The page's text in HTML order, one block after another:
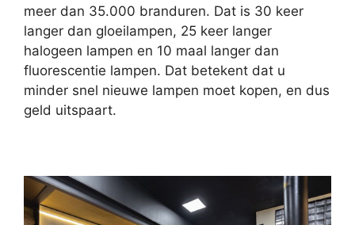
meer dan 35.000 branduren. Dat is 30 keer
langer dan gloeilampen, 25 keer langer
halogeen lampen en 10 maal langer dan
fluorescentie lampen. Dat betekent dat u
minder snel nieuwe lampen moet kopen, en dus
geld uitspaart.